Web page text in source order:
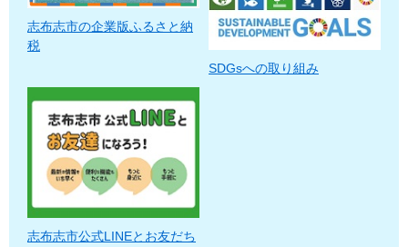
志布志市の企業版ふるさと納
税
SDGsへの取り組み
志布志市公式LINEとお友だち